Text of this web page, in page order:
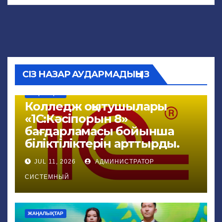
СІЗ НАЗАР АУДАРМАДЫҢЫЗ
Колледж оқытушылары
«1С:Кәсіпорын 8»
бағдарламасы бойынша
біліктіліктерін арттырды.
JUL 11, 2026 АДМИНИСТРАТОР
СИСТЕМНЫЙ
ЖАҢАЛЫҚТАР